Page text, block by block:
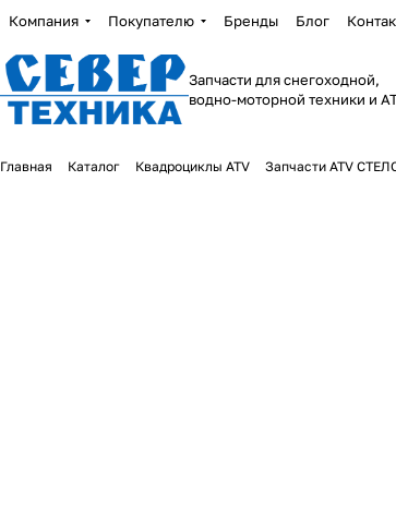
Компания Покупателю Бренды Блог
Запчасти для снегоходной,
водно-моторной техники и
Главная Каталог Квадроциклы ATV Запчасти ATV